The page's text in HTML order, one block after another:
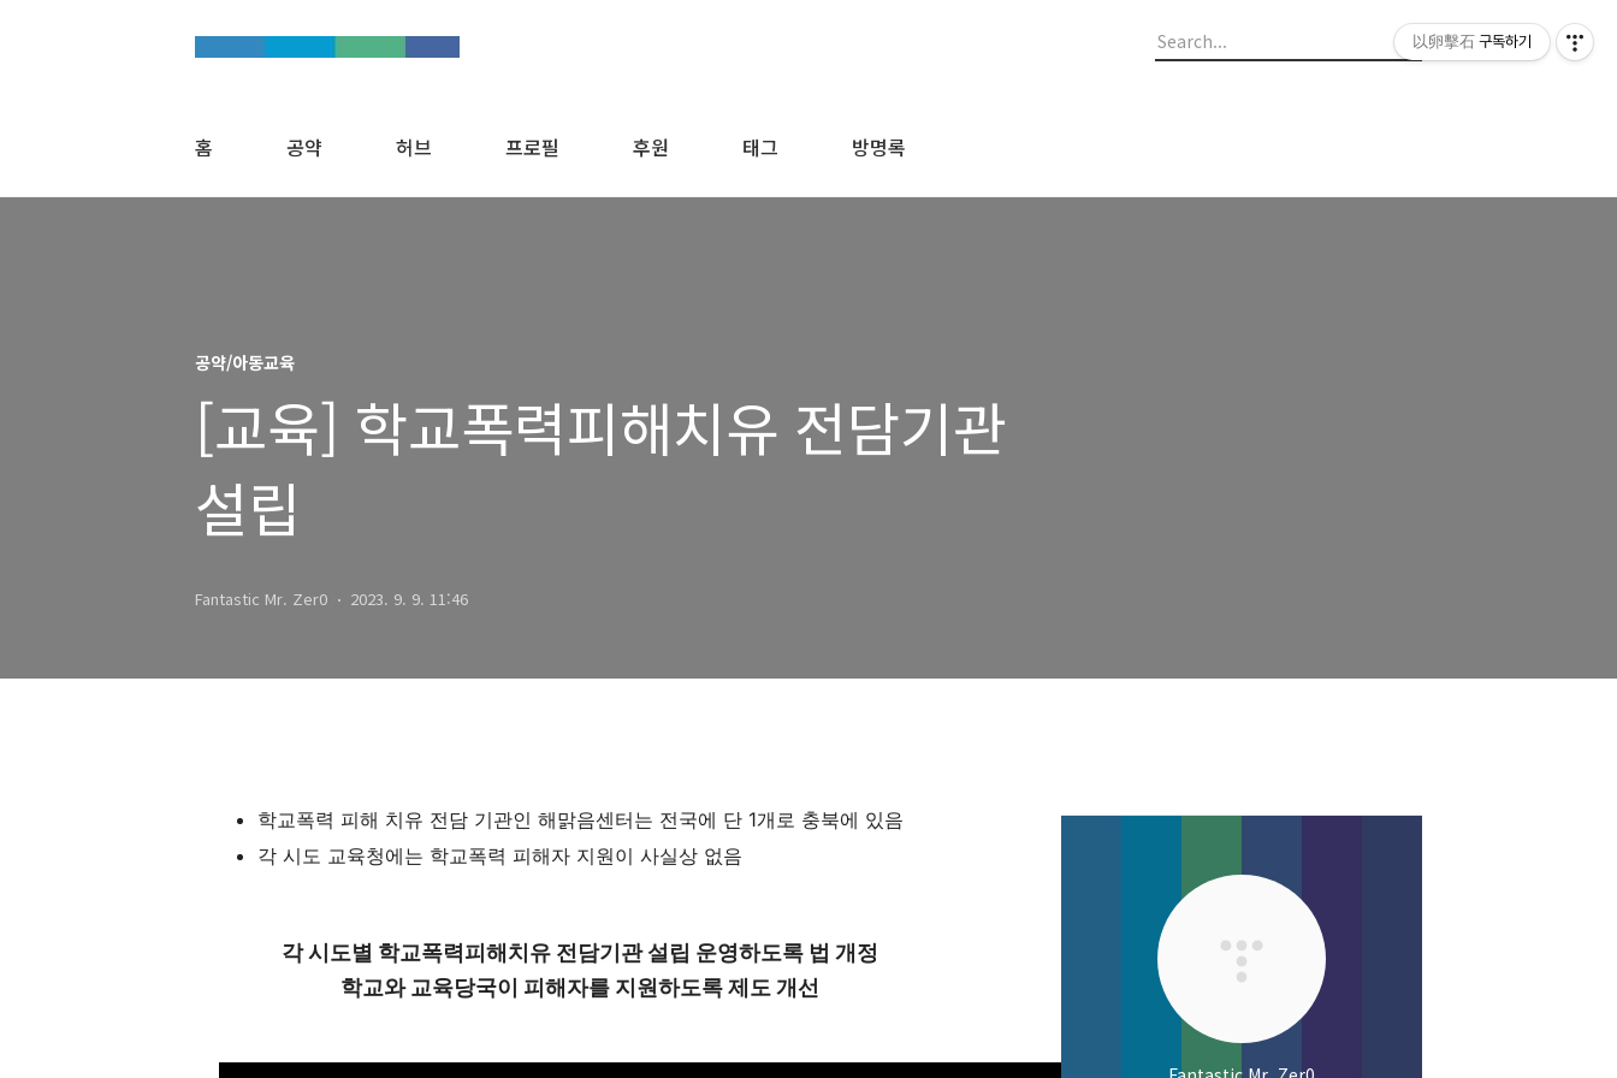
홈 공약 허브 프로필 후원 태그 방명록
공약/아동교육
[교육] 학교폭력피해치유 전담기관
설립
Fantastic Mr. Zer0 2023. 9. 9. 11:46
학교폭력 피해 치유 전담 기관인 해맑음센터는 전국에 단 1개로 충북에 있음
각 시도 교육청에는 학교폭력 피해자 지원이 사실상 없음
각 시도별 학교폭력피해치유 전담기관 설립 운영하도록 법 개정
학교와 교육당국이 피해자를 지원하도록 제도 개선
以卵擊石 구독하기